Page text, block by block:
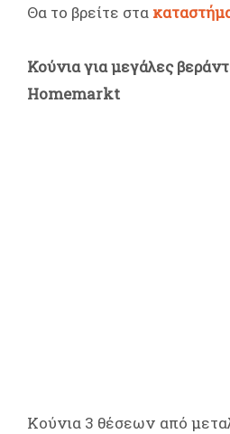
Θα το βρείτε στα
Κούνια για μεγάλες
Homemarkt
Kούνια 3 θέσεωv από